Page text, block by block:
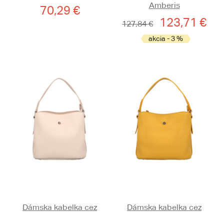
70,29 €
Amberis
127,84 €
123,71 €
akcia - 3 %
Dámska kabelka cez
Dámska kabelka cez